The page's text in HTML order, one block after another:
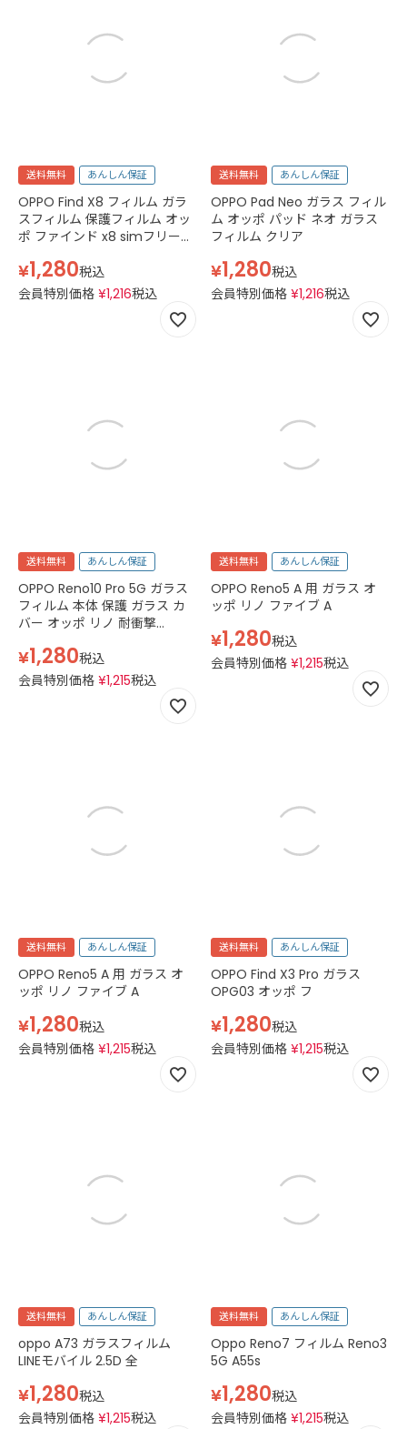
送料無料 あんしん保証
OPPO Find X8 フィルム ガラ
スフィルム 保護フィルム オッ
ポ ファインド x8 simフリー
ム 強化ガラス 透明 クリア
¥1,280税込
会員特別価格 ¥1,216税込
送料無料 あんしん保証
OPPO Pad Neo ガラス フィル
ム オッポ パッド ネオ ガラス
フィルム クリア
¥1,280税込
会員特別価格 ¥1,216税込
送料無料 あんしん保証
OPPO Reno10 Pro 5G ガラス
フィルム 本体 保護 ガラス カ
バー オッポ リノ 耐衝撃
CPH2541 フチ面吸着 3D 曲面
設計 スマホフィルム カバー 液
晶 画面 エッジ 保護 湾曲 滑ら
か 指紋 防止 衝撃 黒 ブラック
¥1,280税込
会員特別価格 ¥1,215税込
送料無料 あんしん保証
OPPO Reno5 A 用 ガラス オ
ッポ リノ ファイブ A
¥1,280税込
会員特別価格 ¥1,215税込
送料無料 あんしん保証
OPPO Reno5 A 用 ガラス オ
ッポ リノ ファイブ A
¥1,280税込
会員特別価格 ¥1,215税込
送料無料 あんしん保証
OPPO Find X3 Pro ガラス
OPG03 オッポ フ
¥1,280税込
会員特別価格 ¥1,215税込
送料無料 あんしん保証
oppo A73 ガラスフィルム
LINEモバイル 2.5D 全
¥1,280税込
会員特別価格 ¥1,215税込
送料無料 あんしん保証
Oppo Reno7 フィルム Reno3
5G A55s
¥1,280税込
会員特別価格 ¥1,215税込